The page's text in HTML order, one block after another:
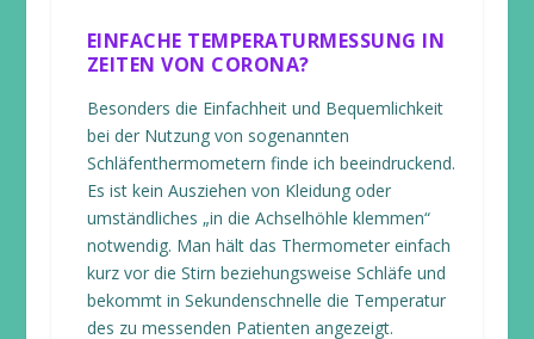
EINFACHE TEMPERATURMESSUNG IN
ZEITEN VON CORONA?
Besonders die Einfachheit und Bequemlichkeit
bei der Nutzung von sogenannten
Schläfenthermometern finde ich beeindruckend.
Es ist kein Ausziehen von Kleidung oder
umständliches „in die Achselhöhle klemmen“
notwendig. Man hält das Thermometer einfach
kurz vor die Stirn beziehungsweise Schläfe und
bekommt in Sekundenschnelle die Temperatur
des zu messenden Patienten angezeigt.